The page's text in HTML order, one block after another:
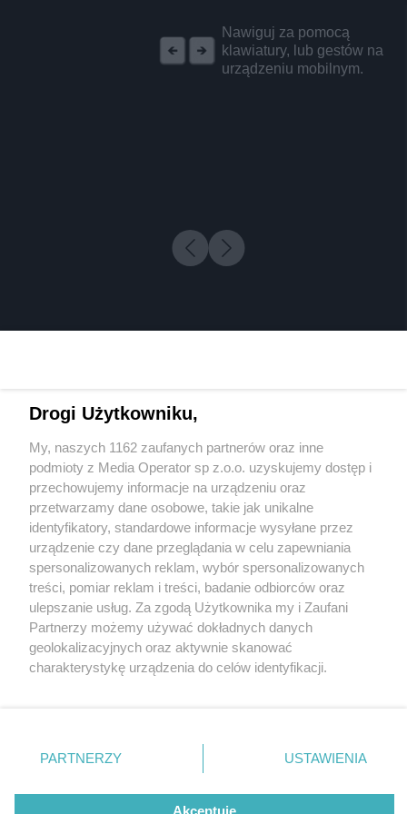
Nawiguj za pomocą
klawiatury, lub gestów na
urządzeniu mobilnym.
4 / 0
Wydawca mediów lokalnych
Nie zapomnij
zapoznać się z:
polityką prywatności regulamin korzystania z portali
Twojemiasto
Piekary Śląskie
Chorzów
Tarnowskie Góry
Gliwice
Skontakuj sięz nami
Kontakt
Wydawca
Redakcja
Drogi Użytkowniku,
My, naszych 1162 zaufanych partnerów oraz inne
podmioty z Media Operator sp z.o.o. uzyskujemy dostęp i
przechowujemy informacje na urządzeniu oraz
przetwarzamy dane osobowe, takie jak unikalne
identyfikatory, standardowe informacje wysyłane przez
urządzenie czy dane przeglądania w celu zapewniania
spersonalizowanych reklam, wybór spersonalizowanych
treści, pomiar reklam i treści, badanie odbiorców oraz
ulepszanie usług. Za zgodą Użytkownika my i Zaufani
Partnerzy możemy używać dokładnych danych
geolokalizacyjnych oraz aktywnie skanować
charakterystykę urządzenia do celów identyfikacji.
zmienić/wycofać klikając przycisk ustawień prywatności
znajdujący się w lewym dolnym rogu strony
rodzaje przetwarzania danych nie wymagają zgody
użytkownika, ale masz prawo sprzeciwić się takiemu
PARTNERZY USTAWIENIA
Akceptuję